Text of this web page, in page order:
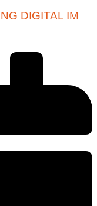
DIGITAL IM